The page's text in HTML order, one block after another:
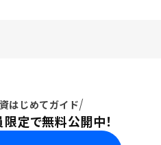
はじめてガイド
定で無料公開中！